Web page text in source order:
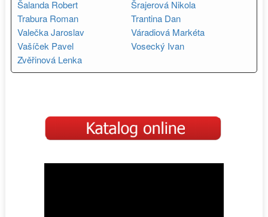
Šalanda Robert
Šrajerová Nikola
Trabura Roman
Trantina Dan
Valečka Jaroslav
Váradiová Markéta
Vašíček Pavel
Vosecký Ivan
Zvěřinová Lenka